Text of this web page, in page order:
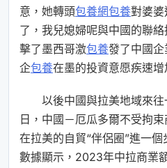
意，她轉頭包養網包養對婆婆
了，我兒媳婦呢與中國的聯
擊了墨西哥激包養發了中國
企包養在墨的投資意愿疾速增
以後中國與拉美地域來
日，中國－厄瓜多爾不受拘
在拉美的自貿“伴侶圈”進一
數據顯示，2023年中拉商業